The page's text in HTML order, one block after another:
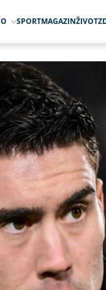
SPORTMAGAZINŽIVOT